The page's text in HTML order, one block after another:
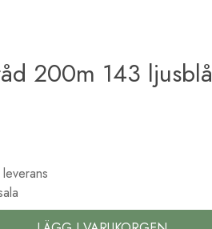
200m 143 ljusblå